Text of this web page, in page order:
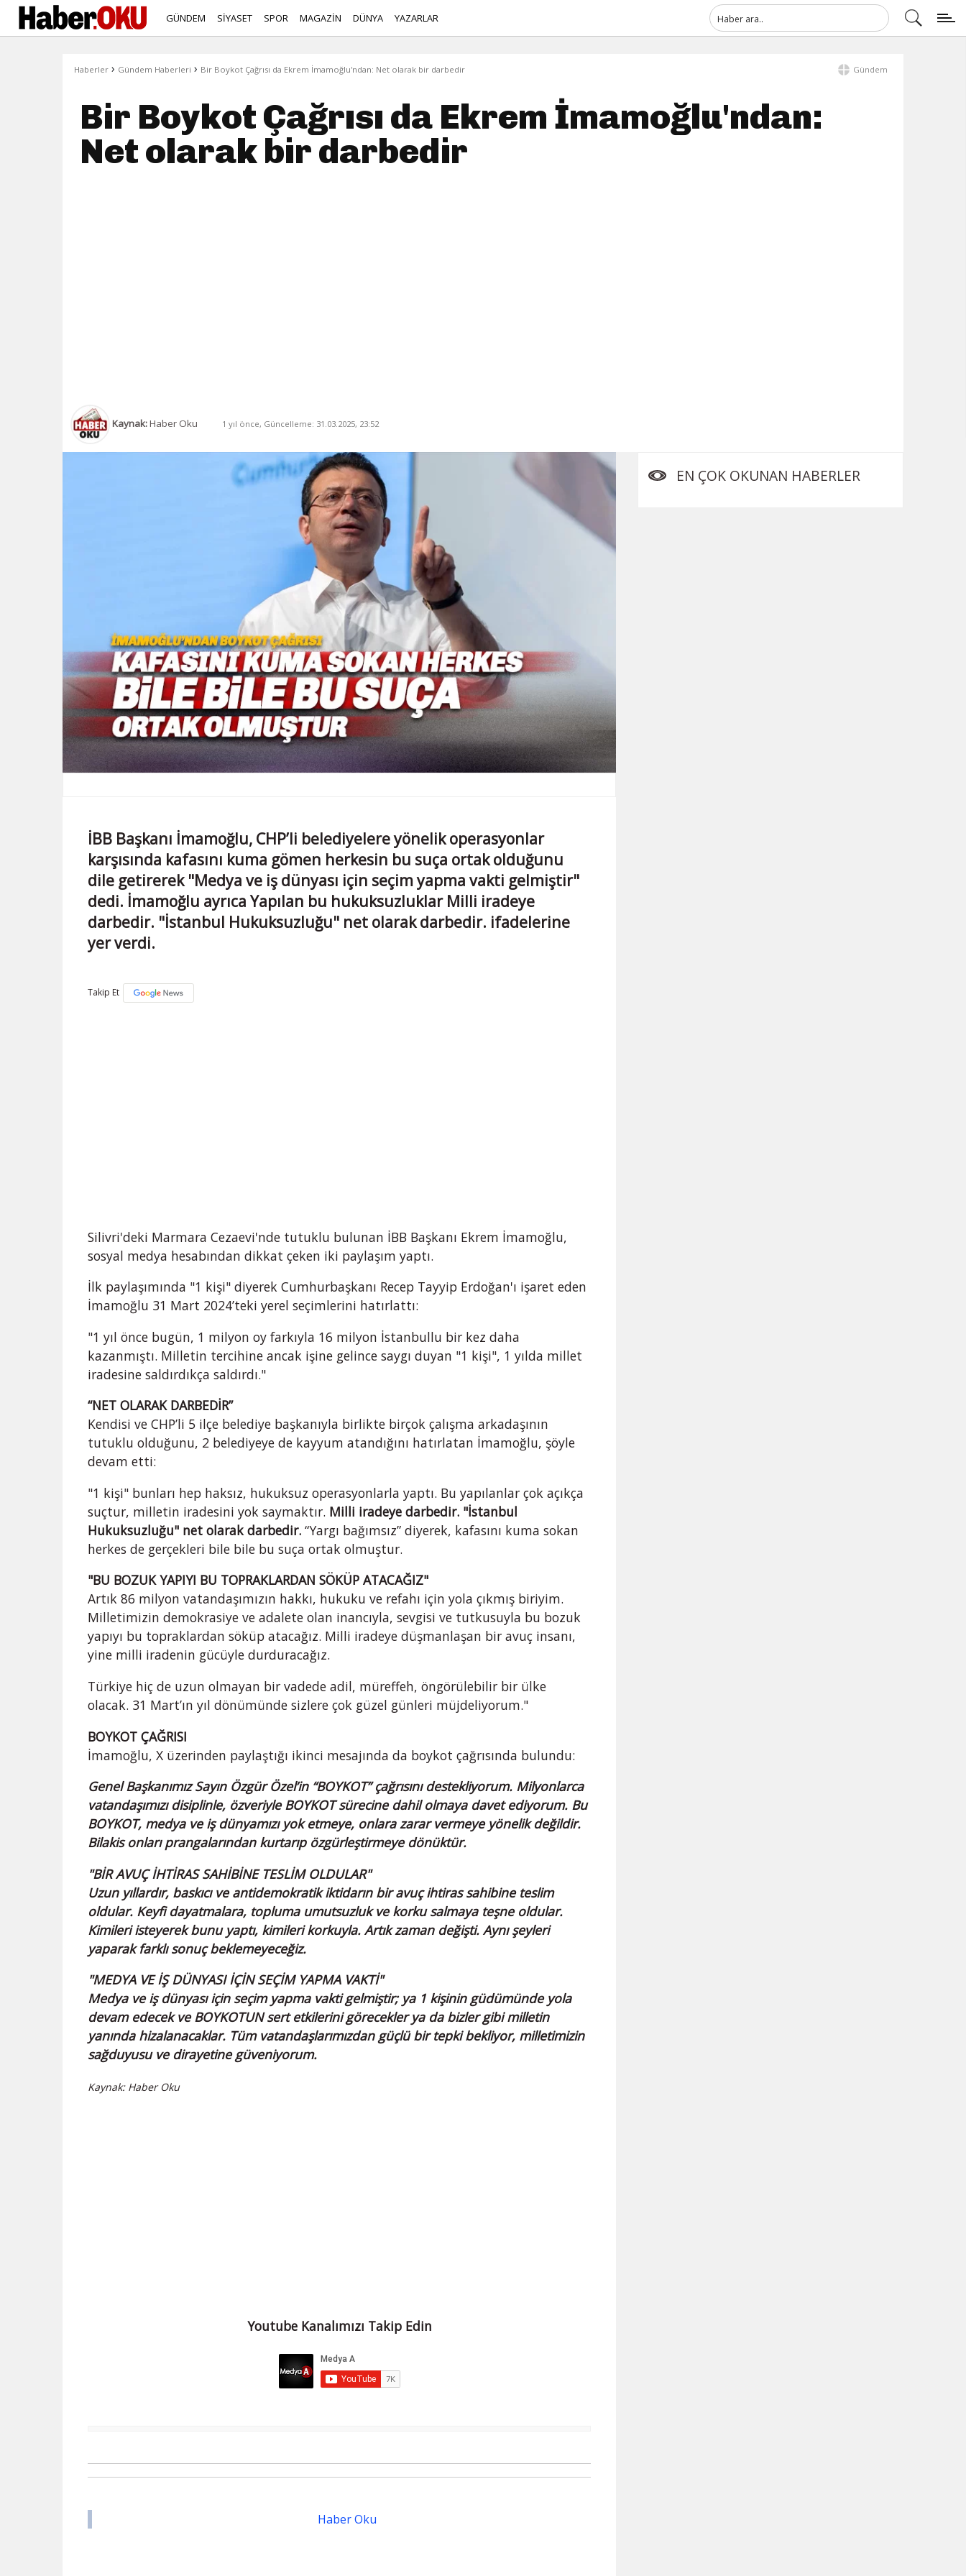
GÜNDEM SİYASET SPOR MAGAZİN DÜNYA YAZARLAR
Haberler › Gündem Haberleri › Bir Boykot Çağrısı da Ekrem İmamoğlu'ndan: Net olarak bir darbedir Gündem
Bir Boykot Çağrısı da Ekrem İmamoğlu'ndan:
Net olarak bir darbedir
Kaynak:Haber Oku 1 yıl önce, Güncelleme: 31.03.2025, 23:52
İBB Başkanı İmamoğlu, CHP’li belediyelere yönelik operasyonlar
karşısında kafasını kuma gömen herkesin bu suça ortak olduğunu
dile getirerek "Medya ve iş dünyası için seçim yapma vakti gelmiştir"
dedi. İmamoğlu ayrıca Yapılan bu hukuksuzluklar Milli iradeye
darbedir. "İstanbul Hukuksuzluğu" net olarak darbedir. ifadelerine
yer verdi.
Takip Et
Silivri'deki Marmara Cezaevi'nde tutuklu bulunan İBB Başkanı Ekrem İmamoğlu,
sosyal medya hesabından dikkat çeken iki paylaşım yaptı.
İlk paylaşımında "1 kişi" diyerek Cumhurbaşkanı Recep Tayyip Erdoğan'ı işaret eden
İmamoğlu 31 Mart 2024’teki yerel seçimlerini hatırlattı:
"1 yıl önce bugün, 1 milyon oy farkıyla 16 milyon İstanbullu bir kez daha
kazanmıştı. Milletin tercihine ancak işine gelince saygı duyan "1 kişi", 1 yılda millet
iradesine saldırdıkça saldırdı."
“NET OLARAK DARBEDİR”
Kendisi ve CHP’li 5 ilçe belediye başkanıyla birlikte birçok çalışma arkadaşının
tutuklu olduğunu, 2 belediyeye de kayyum atandığını hatırlatan İmamoğlu, şöyle
devam etti:
"1 kişi" bunları hep haksız, hukuksuz operasyonlarla yaptı. Bu yapılanlar çok açıkça
suçtur, milletin iradesini yok saymaktır. Milli iradeye darbedir. "İstanbul
Hukuksuzluğu" net olarak darbedir.“Yargı bağımsız” diyerek, kafasını kuma sokan
herkes de gerçekleri bile bile bu suça ortak olmuştur.
"BU BOZUK YAPIYI BU TOPRAKLARDAN SÖKÜP ATACAĞIZ"
Artık 86 milyon vatandaşımızın hakkı, hukuku ve refahı için yola çıkmış biriyim.
Milletimizin demokrasiye ve adalete olan inancıyla, sevgisi ve tutkusuyla bu bozuk
yapıyı bu topraklardan söküp atacağız. Milli iradeye düşmanlaşan bir avuç insanı,
yine milli iradenin gücüyle durduracağız.
Türkiye hiç de uzun olmayan bir vadede adil, müreffeh, öngörülebilir bir ülke
olacak. 31 Mart’ın yıl dönümünde sizlere çok güzel günleri müjdeliyorum."
BOYKOT ÇAĞRISI
İmamoğlu, X üzerinden paylaştığı ikinci mesajında da boykot çağrısında bulundu:
Genel Başkanımız Sayın Özgür Özel’in “BOYKOT” çağrısını destekliyorum. Milyonlarca
vatandaşımızı disiplinle, özveriyle BOYKOT sürecine dahil olmaya davet ediyorum. Bu
BOYKOT, medya ve iş dünyamızı yok etmeye, onlara zarar vermeye yönelik değildir.
Bilakis onları prangalarından kurtarıp özgürleştirmeye dönüktür.
"BİR AVUÇ İHTİRAS SAHİBİNE TESLİM OLDULAR"
Uzun yıllardır, baskıcı ve antidemokratik iktidarın bir avuç ihtiras sahibine teslim
oldular. Keyfi dayatmalara, topluma umutsuzluk ve korku salmaya teşne oldular.
Kimileri isteyerek bunu yaptı, kimileri korkuyla. Artık zaman değişti. Aynı şeyleri
yaparak farklı sonuç beklemeyeceğiz.
"MEDYA VE İŞ DÜNYASI İÇİN SEÇİM YAPMA VAKTİ"
Medya ve iş dünyası için seçim yapma vakti gelmiştir; ya 1 kişinin güdümünde yola
devam edecek ve BOYKOTUN sert etkilerini görecekler ya da bizler gibi milletin
yanında hizalanacaklar. Tüm vatandaşlarımızdan güçlü bir tepki bekliyor, milletimizin
sağduyusu ve dirayetine güveniyorum.
Kaynak: Haber Oku
Youtube Kanalımızı Takip Edin
Haber Oku
EN ÇOK OKUNAN HABERLER